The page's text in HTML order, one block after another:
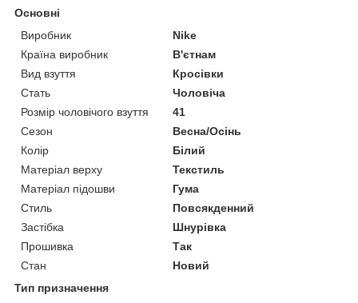
Основні
Виробник
Nike
Країна виробник
В'єтнам
Вид взуття
Кросівки
Стать
Чоловіча
Розмір чоловічого взуття
41
Сезон
Весна/Осінь
Колір
Білий
Матеріал верху
Текстиль
Матеріал підошви
Гума
Стиль
Повсякденний
Застібка
Шнурівка
Прошивка
Так
Стан
Новий
Тип призначення